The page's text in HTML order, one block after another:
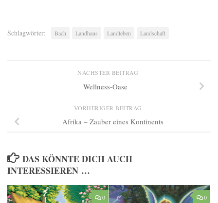
Schlagwörter: Bach Landhaus Landleben Landschaft
NÄCHSTER BEITRAG
Wellness-Oase
VORHERIGER BEITRAG
Afrika – Zauber eines Kontinents
DAS KÖNNTE DICH AUCH
INTERESSIEREN …
0 0